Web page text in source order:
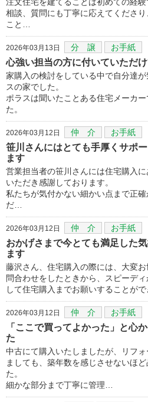
相談、質問にも丁寧に応えてくださ
こと…
2026年03月13日 分 譲 お手紙
心強い担当の方に付いていただ
家購入の検討をしている中で自分達
スの家でした。
ポラスは聞いたことある住宅メーカ
た。
2026年03月12日 仲 介 お手紙
笹川さんにはとても手厚くサポ
ます
営業担当者の笹川さんには住宅購入
いただき感謝しております。
私たちが気付かない細かい点まで正
だ…
2026年03月12日 仲 介 お手紙
おかげさまで今とても満足した
ます
藤沢さん、住宅購入の際には、大変
問合わせをしたときから、スピーデ
して住宅購入までお願いすることが
2026年03月12日 仲 介 お手紙
「ここで買ってよかった」と心
た
中古にて購入いたしましたが、リフ
ましても、築年数を感じさせないほ
た。
細かな部分まで丁寧に管理…